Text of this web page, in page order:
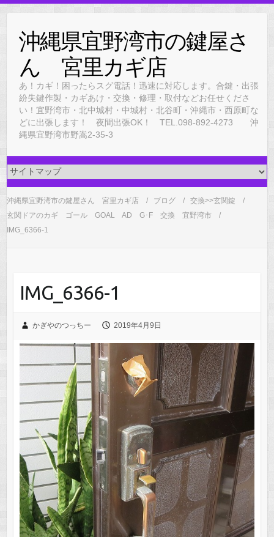
content沖縄県宜野湾市の鍵屋さ
ん 宮里カギ店
あ！カギ！困ったらスグ電話！迅速に対応します。合鍵・出張
紛失鍵作製・カギあけ・交換・修理・取付などお任せくださ
い！宜野湾市・北中城村・中城村・北谷町・沖縄市・西原町な
どに出張します！ 夜間出張OK！ TEL.098-892-4273 沖
縄県宜野湾市野嵩2-35-3
沖縄県宜野湾市の鍵屋さん 宮里カギ店 ブログ
交換>>玄関錠
玄関ドアのカギ ゴール GOAL AD G･F 交換 宜野湾市
IMG_6366-1
IMG_6366-1
かぎやのつっちー 2019年4月9日